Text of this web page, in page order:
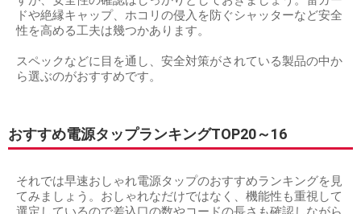
ドや絶縁キャップ、ホコリの侵入を防ぐシャッターなど安全
性を高める工夫は幾つかあります。
スペックなどに目を通し、安全対策がされている製品の中か
ら選ぶのがおすすめです。
おすすめ電源タップランキングTOP20～16
それでは早速おしゃれ電源タップのおすすめランキングを見
てみましょう。おしゃれなだけではなく、機能性も重視して